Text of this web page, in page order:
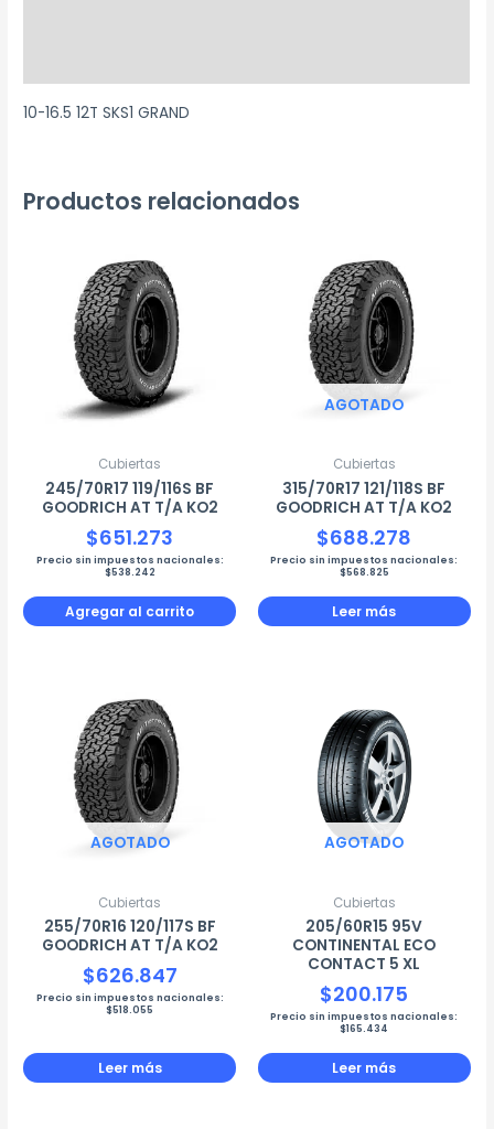
10-16.5 12T SKS1 GRAND
Productos relacionados
Cubiertas
245/70R17 119/116S BF
GOODRICH AT T/A KO2
$651.273
Precio sin impuestos nacionales:
$538.242
Agregar al carrito
AGOTADO
Cubiertas
315/70R17 121/118S BF
GOODRICH AT T/A KO2
$688.278
Precio sin impuestos nacionales:
$568.825
Leer más
AGOTADO
Cubiertas
255/70R16 120/117S BF
GOODRICH AT T/A KO2
$626.847
Precio sin impuestos nacionales:
$518.055
Leer más
AGOTADO
Cubiertas
205/60R15 95V
CONTINENTAL ECO
CONTACT 5 XL
$200.175
Precio sin impuestos nacionales:
$165.434
Leer más